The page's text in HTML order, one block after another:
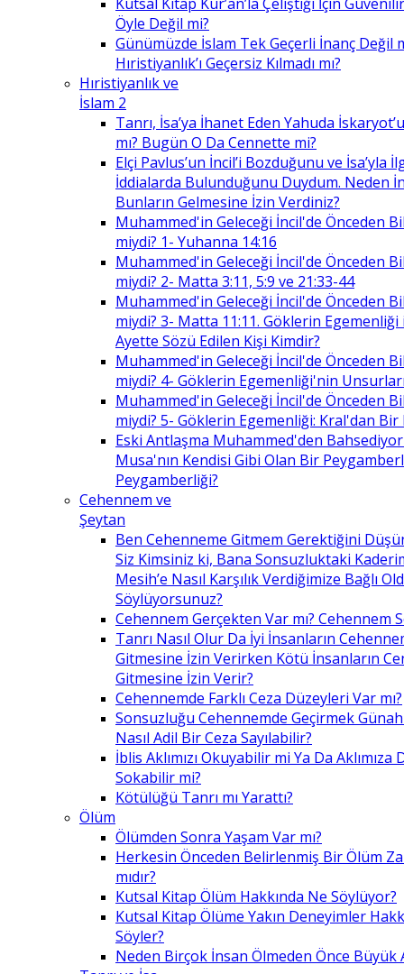
Öyle Değil mi?
Günümüzde İslam Tek Geçerli İnanç Değil
Hıristiyanlık’ı Geçersiz Kılmadı mı?
Hıristiyanlık ve
İslam 2
Tanrı, İsa’ya İhanet Eden Yahuda
mı? Bugün O Da Cennette mi?
Elçi Pavlus’un İncil’i Bozduğunu ve İsa’yla
İddialarda Bulunduğunu Duydum. Neden
Bunların Gelmesine İzin Verdiniz?
Muhammed'in Geleceği İncil'de Önceden
miydi? 1- Yuhanna 14:16
Muhammed'in Geleceği İncil'de Önceden
miydi? 2- Matta 3:11, 5:9 ve 21:33-44
Muhammed'in Geleceği İncil'de Önceden
miydi? 3- Matta 11:11. Göklerin
Ayette Sözü Edilen Kişi Kimdir?
Muhammed'in Geleceği İncil'de Önceden
miydi? 4- Göklerin Egemenliği'nin
Muhammed'in Geleceği İncil'de Önceden
miydi? 5- Göklerin Egemenliği: Kral'dan Bir
Eski Antlaşma Muhammed'den Bahsediyor
Musa'nın Kendisi Gibi Olan Bir
Peygamberliği?
Cehennem ve
Şeytan
Ben Cehenneme Gitmem Gerektiğini
Siz Kimsiniz ki, Bana Sonsuzluktaki
Mesih’e Nasıl Karşılık Verdiğimize Bağlı
Söylüyorsunuz?
Cehennem Gerçekten Var mı? Cehennem
Tanrı Nasıl Olur Da İyi İnsanların
Gitmesine İzin Verirken Kötü İnsanların
Gitmesine İzin Verir?
Cehennemde Farklı Ceza Düzeyleri Var mı?
Sonsuzluğu Cehennemde Geçirmek
Nasıl Adil Bir Ceza Sayılabilir?
İblis Aklımızı Okuyabilir mi Ya Da Aklımıza
Sokabilir mi?
Kötülüğü Tanrı mı Yarattı?
Ölüm
Ölümden Sonra Yaşam Var mı?
Herkesin Önceden Belirlenmiş Bir Ölüm
mıdır?
Kutsal Kitap Ölüm Hakkında Ne Söylüyor?
Kutsal Kitap Ölüme Yakın Deneyimler
Söyler?
Neden Birçok İnsan Ölmeden Önce Büyük